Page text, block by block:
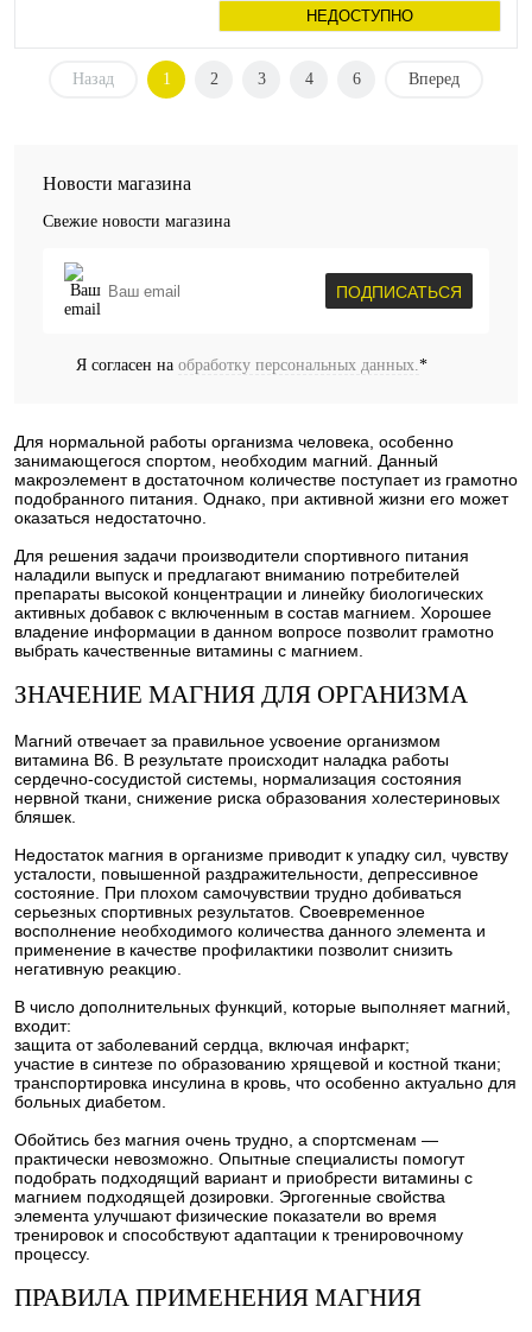
НЕДОСТУПНО
Назад 1 2 3 4 6 Вперед
Новости магазина
Свежие новости магазина
ПОДПИСАТЬСЯ
Я согласен на обработку персональных данных. *
Для нормальной работы организма человека, особенно
занимающегося спортом, необходим магний. Данный
макроэлемент в достаточном количестве поступает из грамотно
подобранного питания. Однако, при активной жизни его может
оказаться недостаточно.
Для решения задачи производители спортивного питания
наладили выпуск и предлагают вниманию потребителей
препараты высокой концентрации и линейку биологических
активных добавок с включенным в состав магнием. Хорошее
владение информации в данном вопросе позволит грамотно
выбрать качественные витамины с магнием.
ЗНАЧЕНИЕ МАГНИЯ ДЛЯ ОРГАНИЗМА
Магний отвечает за правильное усвоение организмом
витамина В6. В результате происходит наладка работы
сердечно-сосудистой системы, нормализация состояния
нервной ткани, снижение риска образования холестериновых
бляшек.
Недостаток магния в организме приводит к упадку сил, чувству
усталости, повышенной раздражительности, депрессивное
состояние. При плохом самочувствии трудно добиваться
серьезных спортивных результатов. Своевременное
восполнение необходимого количества данного элемента и
применение в качестве профилактики позволит снизить
негативную реакцию.
В число дополнительных функций, которые выполняет магний,
входит:
защита от заболеваний сердца, включая инфаркт;
участие в синтезе по образованию хрящевой и костной ткани;
транспортировка инсулина в кровь, что особенно актуально для
больных диабетом.
Обойтись без магния очень трудно, а спортсменам —
практически невозможно. Опытные специалисты помогут
подобрать подходящий вариант и приобрести витамины с
магнием подходящей дозировки. Эргогенные свойства
элемента улучшают физические показатели во время
тренировок и способствуют адаптации к тренировочному
процессу.
ПРАВИЛА ПРИМЕНЕНИЯ МАГНИЯ